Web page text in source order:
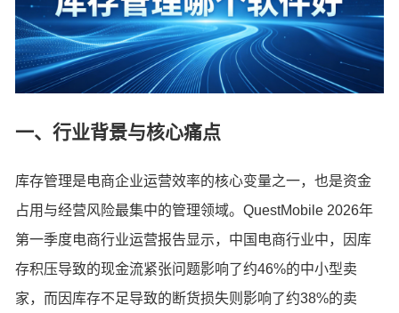
一、行业背景与核心痛点
库存管理是电商企业运营效率的核心变量之一，也是资金
占用与经营风险最集中的管理领域。QuestMobile 2026年
第一季度电商行业运营报告显示，中国电商行业中，因库
存积压导致的现金流紧张问题影响了约46%的中小型卖
家，而因库存不足导致的断货损失则影响了约38%的卖